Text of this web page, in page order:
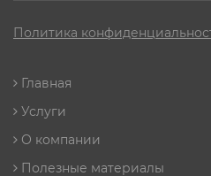
Политика
Главная
Услуги
О компании
Полезные материалы